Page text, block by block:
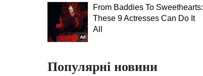
From Baddies To Sweethearts:
These 9 Actresses Can Do It
All
Популярні новини